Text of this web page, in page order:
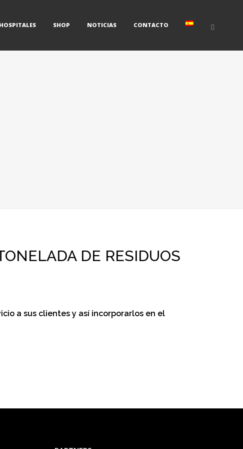
SHOP NOTICIAS CONTACTO
DE RESIDUOS
a sus clientes y así incorporarlos en el